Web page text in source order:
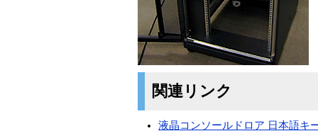
関連リンク
液晶コンソールドロア 日本語キ